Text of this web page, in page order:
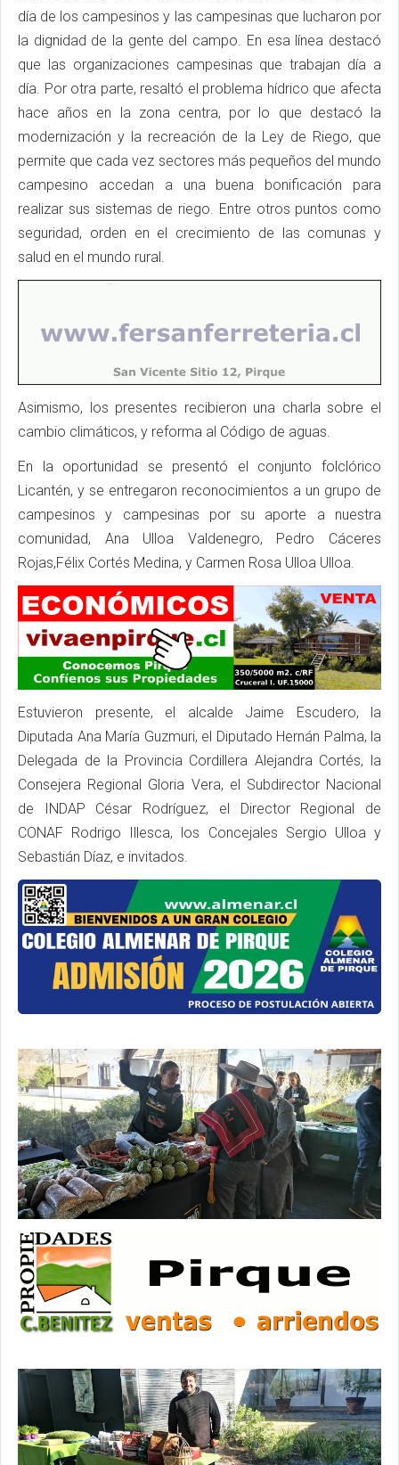
día de los campesinos y las campesinas que lucharon por
la dignidad de la gente del campo. En esa línea destacó
que las organizaciones campesinas que trabajan día a
día. Por otra parte, resaltó el problema hídrico que afecta
hace años en la zona centra, por lo que destacó la
modernización y la recreación de la Ley de Riego, que
permite que cada vez sectores más pequeños del mundo
campesino accedan a una buena bonificación para
realizar sus sistemas de riego. Entre otros puntos como
seguridad, orden en el crecimiento de las comunas y
salud en el mundo rural.
Asimismo, los presentes recibieron una charla sobre el
cambio climáticos, y reforma al Código de aguas.
En la oportunidad se presentó el conjunto folclórico
Licantén, y se entregaron reconocimientos a un grupo de
campesinos y campesinas por su aporte a nuestra
comunidad, Ana Ulloa Valdenegro, Pedro Cáceres
Rojas,Félix Cortés Medina, y Carmen Rosa Ulloa Ulloa.
Estuvieron presente, el alcalde Jaime Escudero, la
Diputada Ana María Guzmuri, el Diputado Hernán Palma, la
Delegada de la Provincia Cordillera Alejandra Cortés, la
Consejera Regional Gloria Vera, el Subdirector Nacional
de INDAP César Rodríguez, el Director Regional de
CONAF Rodrigo Illesca, los Concejales Sergio Ulloa y
Sebastián Díaz, e invitados.